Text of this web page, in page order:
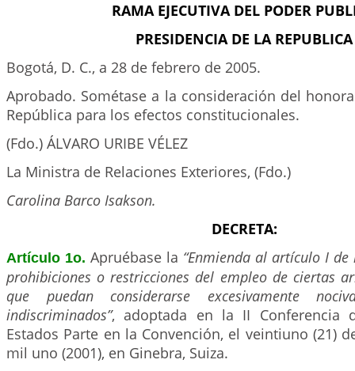
RAMA EJECUTIVA DEL PODER
PRESIDENCIA DE LA REPUBLICA
Bogotá, D. C., a 28 de febrero de 2005.
Aprobado. Sométase a la consideración del
República para los efectos constitucionales.
(Fdo.) ÁLVARO URIBE VÉLEZ
La Ministra de Relaciones Exteriores, (Fdo.)
Carolina Barco Isakson.
DECRETA:
Artículo 1o. Apruébase la “Enmienda al artículo I de
prohibiciones o restricciones del empleo de ciertas
que puedan considerarse excesivamente
indiscriminados”, adoptada en la II Conferencia
Estados Parte en la Convención, el veintiuno (21)
mil uno (2001), en Ginebra, Suiza.